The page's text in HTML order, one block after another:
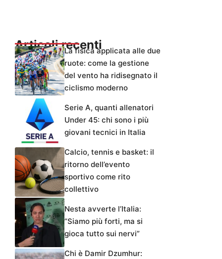
Articoli recentiLa fisica applicata alle due
ruote: come la gestione
del vento ha ridisegnato il
ciclismo moderno
Serie A, quanti allenatori
Under 45: chi sono i più
giovani tecnici in Italia
Calcio, tennis e basket: il
ritorno dell’evento
sportivo come rito
collettivo
Nesta avverte l’Italia:
“Siamo più forti, ma si
gioca tutto sui nervi”
Chi è Damir Dzumhur: